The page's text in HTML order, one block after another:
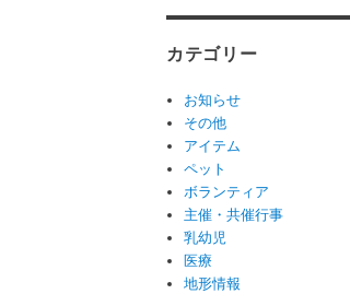
カテゴリー
お知らせ
その他
アイテム
ペット
ボランティア
主催・共催行事
乳幼児
医療
地形情報